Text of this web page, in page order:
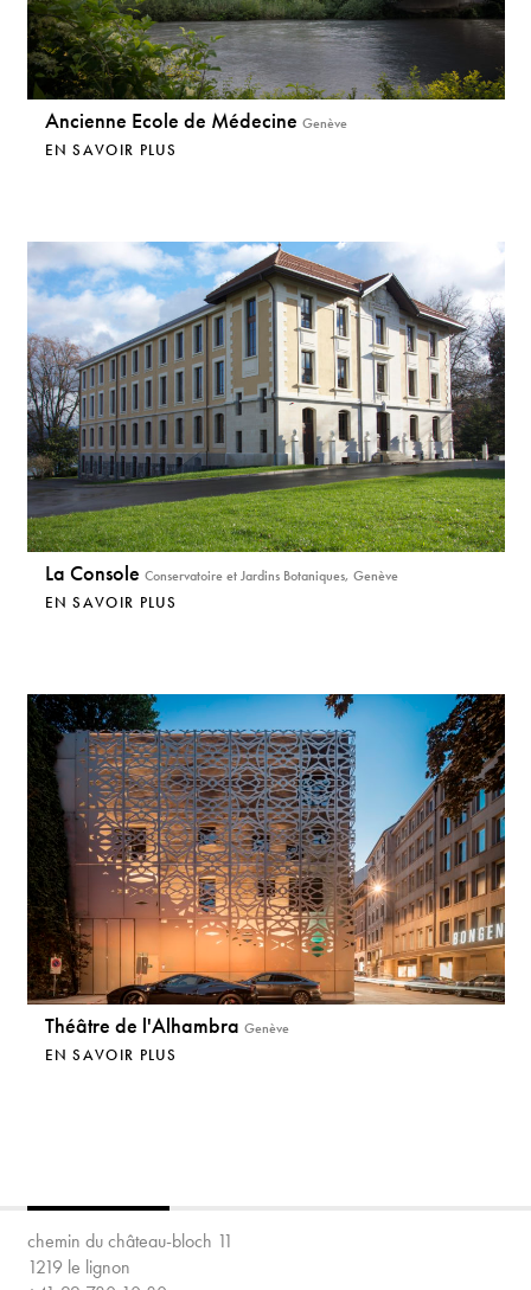
Ancienne Ecole de Médecine Genève
EN SAVOIR PLUS
La Console Conservatoire et Jardins Botaniques, Genève
EN SAVOIR PLUS
Théâtre de l'Alhambra Genève
EN SAVOIR PLUS
chemin du château-bloch 11
1219 le lignon